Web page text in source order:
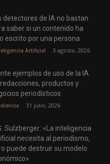
detectores de IA no bastan
saber si un contenido ha
escrito por una persona
Artificial 3 agosto, 2026
ejemplos de uso de la IA
productos y
periodísticos
31 julio, 2026
Sulzberger: «La inteligencia
necesita al periodismo,
puede destruir su modelo